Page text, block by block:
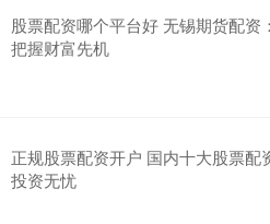
股票配资哪个平台好 无锡期货配资
把握财富先机
正规股票配资开户 国内十大股票配
投资无忧